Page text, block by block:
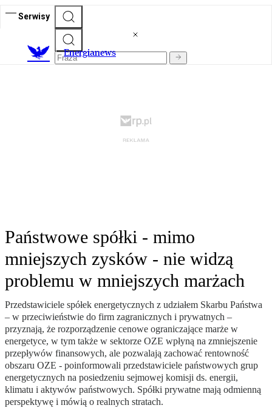
Serwisy
Energianews
Państwowe spółki - mimo
mniejszych zysków - nie widzą
problemu w mniejszych marżach
Przedstawiciele spółek energetycznych z udziałem Skarbu Państwa
– w przeciwieństwie do firm zagranicznych i prywatnych –
przyznają, że rozporządzenie cenowe ograniczające marże w
energetyce, w tym także w sektorze OZE wpłyną na zmniejszenie
przepływów finansowych, ale pozwalają zachować rentowność
obszaru OZE - poinformowali przedstawiciele państwowych grup
energetycznych na posiedzeniu sejmowej komisji ds. energii,
klimatu i aktywów państwowych. Spółki prywatne mają odmienną
perspektywę i mówią o realnych stratach.